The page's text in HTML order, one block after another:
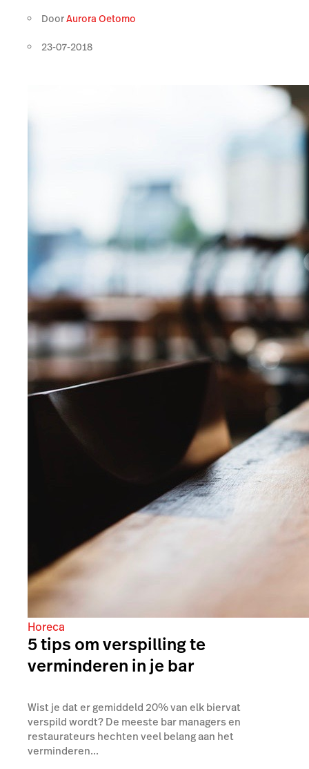
DoorAurora Oetomo
23-07-2018
Horeca
5 tips om verspilling te
verminderen in je bar
Wist je dat er gemiddeld 20% van elk biervat
verspild wordt? De meeste bar managers en
restaurateurs hechten veel belang aan het
verminderen...